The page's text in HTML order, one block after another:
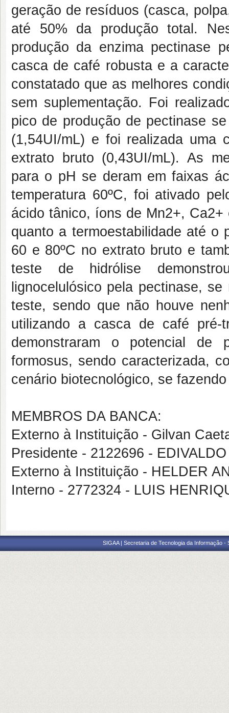
geração de resíduos (casca,
até 50% da produção total.
produção da enzima pectinase
casca de café robusta e a
constatado que as melhores
sem suplementação. Foi
pico de produção de pectinase
(1,54UI/mL) e foi realizada uma
extrato bruto (0,43UI/mL). As
para o pH se deram em faixas
temperatura 60ºC, foi ativado
ácido tânico, íons de Mn2+,
quanto a termoestabilidade até o
60 e 80ºC no extrato bruto e
teste de hidrólise
lignocelulósico pela pectinase,
teste, sendo que não houve
utilizando a casca de café pré-
demonstraram o potencial de
formosus, sendo caracterizada,
cenário biotecnológico, se
MEMBROS DA BANCA:
Externo à Instituição - Gilvan
Presidente - 2122696 -
Externo à Instituição - HELDER
Interno - 2772324 - LUIS
SIGAA | Secretaria de Tecnologia da Informação